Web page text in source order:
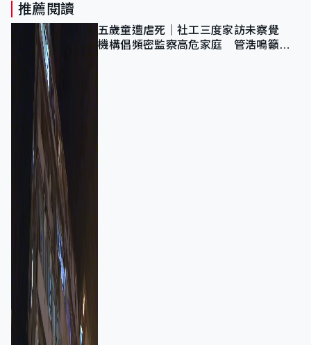
推薦閱讀
五歲童遭虐死｜社工三度家訪未察覺
機構倡頻密監察高危家庭 管浩鳴籲加